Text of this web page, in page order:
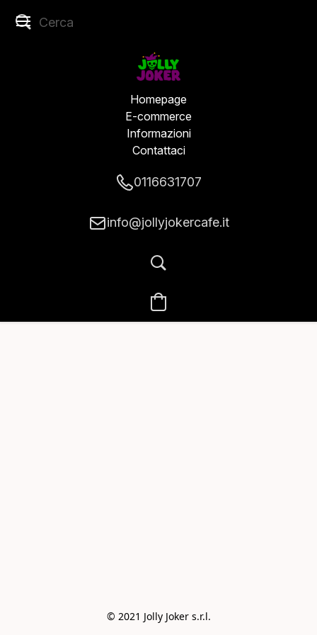
Homepage
E-commerce
Informazioni
Contattaci
0116631707
info@jollyjokercafe.it
© 2021 Jolly Joker s.r.l.